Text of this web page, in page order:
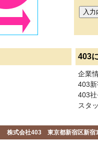
403
企業
403
403
スタ
株式会社403 東京都新宿区新